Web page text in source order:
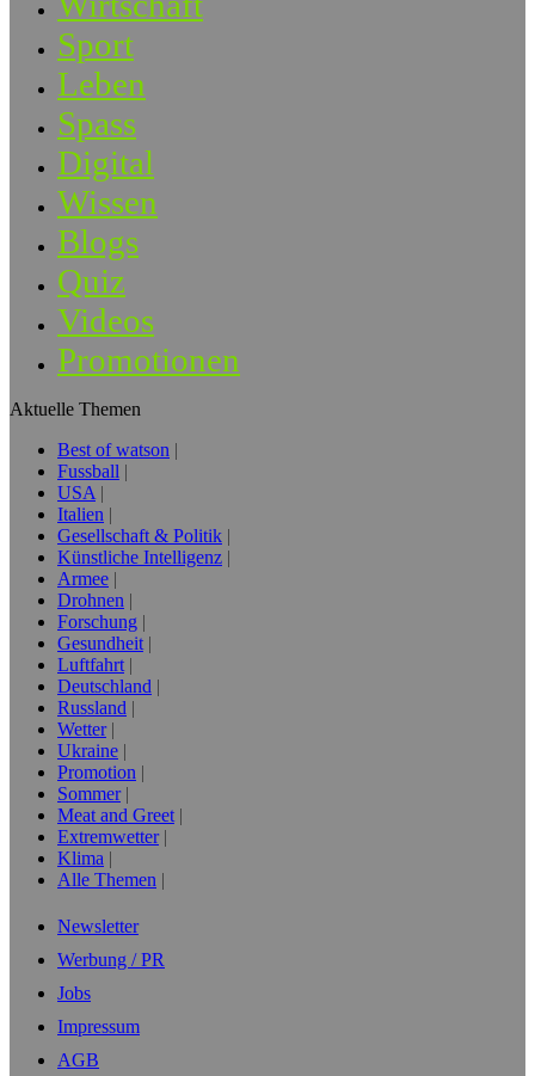
Sport
Leben
Spass
Digital
Wissen
Blogs
Quiz
Videos
Promotionen
Aktuelle Themen
Best of watson
Fussball
USA
Italien
Gesellschaft & Politik
Künstliche Intelligenz
Armee
Drohnen
Forschung
Gesundheit
Luftfahrt
Deutschland
Russland
Wetter
Ukraine
Promotion
Sommer
Meat and Greet
Extremwetter
Klima
Alle Themen
Newsletter
Werbung / PR
Jobs
Impressum
AGB